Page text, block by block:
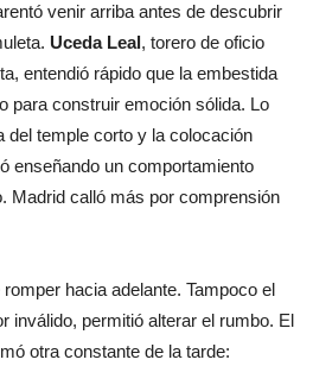
venir arriba antes de descubrir
Uceda Leal, torero de oficio
entendió rápido que la embestida
para construir emoción sólida. Lo
del temple corto y la colocación
enseñando un comportamiento
Madrid calló más por comprensión
hacia adelante. Tampoco el
inválido, permitió alterar el rumbo. El
otra constante de la tarde: